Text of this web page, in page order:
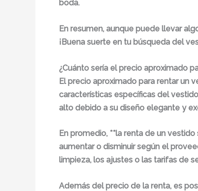
boda.
En resumen, aunque puede llevar
¡Buena suerte en tu búsqueda del
¿Cuánto sería el precio aproximado
El precio aproximado para rentar un
características específicas del
alto debido a su diseño elegante y
En promedio, **la renta de un
aumentar o disminuir según el
limpieza, los ajustes o las tarifas de
Además del precio de la renta, es